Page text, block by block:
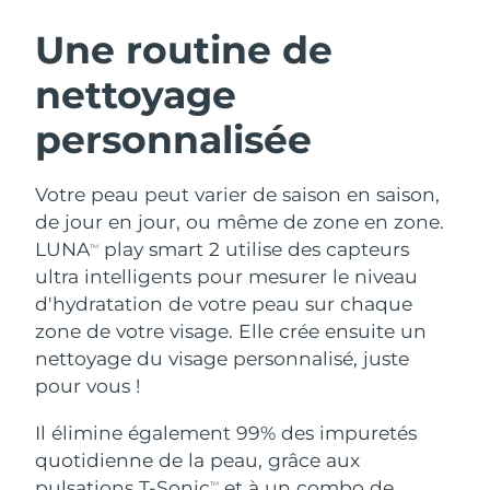
Une routine de
nettoyage
personnalisée
Votre peau peut varier de saison en saison,
de jour en jour, ou même de zone en zone.
LUNATM
play smart 2 utilise des capteurs
ultra intelligents pour mesurer le niveau
d'hydratation de votre peau sur chaque
zone de votre visage. Elle crée ensuite un
nettoyage du visage personnalisé, juste
pour vous !
Il élimine également 99% des impuretés
quotidienne de la peau, grâce aux
TM
Nettoyage du visage
Anti-aging massage
LUNA™ 4 Plus
Massage, LED heating
LUNA™ 4 Men
Lifting
Microcurrent toning
BEAR™ 2 go
Microcurrent toning on-the-go
BEAR™ 2 eyes & lips
Hydratation
UFO™ 3 coffret
Deep facial hydration
Near-infrared and red light therapy
device
Soin bucco-dentaire
issa™ 4
Hybrid silicone sonic toothbrush
Smart hybrid silicone sonic toothbrush
FAQ™ TRAITEMENT ANTI-ÂGE
Anti-âge Traitements LED
Autriche Livraison estimée
Bahreïn
Belgique Livraison estimée
Bermudes Livraison estimée 16/08/2026
Bosnie-Herzégovine Livraison estimée
Brunei
Bulgarie Livraison estimée10/08/2026
Canada
Chili Livraison estimée14/08/2026